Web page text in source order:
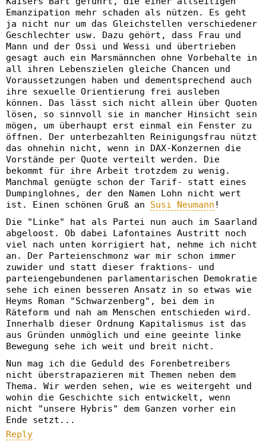
Emanzipation mehr schaden als nützen. Es geht
ja nicht nur um das Gleichstellen verschiedener
Geschlechter usw. Dazu gehört, dass Frau und
Mann und der Ossi und Wessi und übertrieben
gesagt auch ein Marsmännchen ohne Vorbehalte in
all ihren Lebenszielen gleiche Chancen und
Voraussetzungen haben und dementsprechend auch
ihre sexuelle Orientierung frei ausleben
können. Das lässt sich nicht allein über Quoten
lösen, so sinnvoll sie in mancher Hinsicht sein
mögen, um überhaupt erst einmal ein Fenster zu
öffnen. Der unterbezahlten Reinigungsfrau nützt
das ohnehin nicht, wenn in DAX-Konzernen die
Vorstände per Quote verteilt werden. Die
bekommt für ihre Arbeit trotzdem zu wenig.
Manchmal genügte schon der Tarif- statt eines
Dumpinglohnes, der den Namen Lohn nicht wert
ist. Einen schönen Gruß an Susi Neumann !
Die "Linke" hat als Partei nun auch im Saarland
abgeloost. Ob dabei Lafontaines Austritt noch
viel nach unten korrigiert hat, nehme ich nicht
an. Der Parteienschmonz war mir schon immer
zuwider und statt dieser fraktions- und
parteiengebundenen parlamentarischen Demokratie
sehe ich einen besseren Ansatz in so etwas wie
Heyms Roman "Schwarzenberg", bei dem in
Räteform und nah am Menschen entschieden wird.
Innerhalb dieser Ordnung Kapitalismus ist das
aus Gründen unmöglich und eine geeinte linke
Bewegung sehe ich weit und breit nicht.
Nun mag ich die Geduld des Forenbetreibers
nicht überstrapazieren mit Themen neben dem
Thema. Wir werden sehen, wie es weitergeht und
wohin die Geschichte sich entwickelt, wenn
nicht "unsere Hybris" dem Ganzen vorher ein
Ende setzt...
Reply